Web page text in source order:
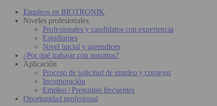
Empleos en BIOTRONIK
Niveles profesionales
Profesionales y candidatos con experiencia
Estudiantes
Nivel inicial y aprendices
¿Por qué trabajar con nosotros?
Aplicación
Proceso de solicitud de empleo y consejos
Incorporación
Empleo | Preguntas frecuentes
Oportunidad profesional